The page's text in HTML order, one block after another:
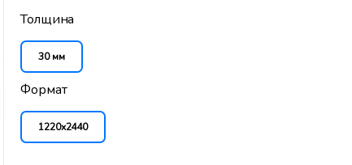
Толщина
30 мм
Формат
1220x2440